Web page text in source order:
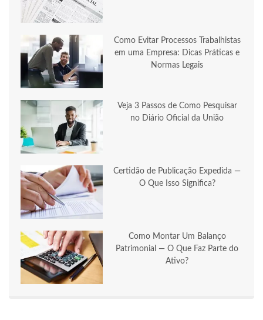
Como Evitar Processos Trabalhistas
em uma Empresa: Dicas Práticas e
Normas Legais
Veja 3 Passos de Como Pesquisar
no Diário Oficial da União
Certidão de Publicação Expedida —
O Que Isso Significa?
Como Montar Um Balanço
Patrimonial — O Que Faz Parte do
Ativo?